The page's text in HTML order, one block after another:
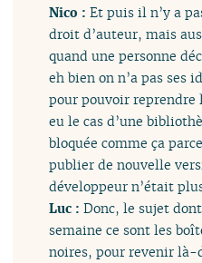
Nico :Et puis il n’y a
droit d’auteur, mais
quand une personne
eh bien on n’a pas ses
pour pouvoir
eu le cas d’une
bloquée comme ça
publier de nouvelle
développeur n’était
Luc :Donc, le sujet
semaine ce sont les
noires, pour revenir là-